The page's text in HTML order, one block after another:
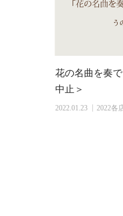
花の名曲を奏
中止＞
2022.01.23 2022各